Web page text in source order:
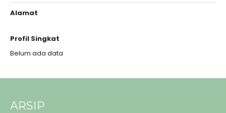
Alamat
Profil Singkat
Belum ada data
ARSIP